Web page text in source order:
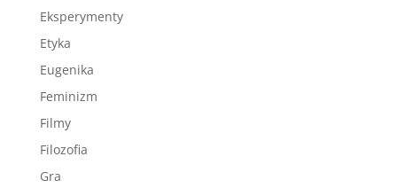
Eksperymenty
Etyka
Eugenika
Feminizm
Filmy
Filozofia
Gra